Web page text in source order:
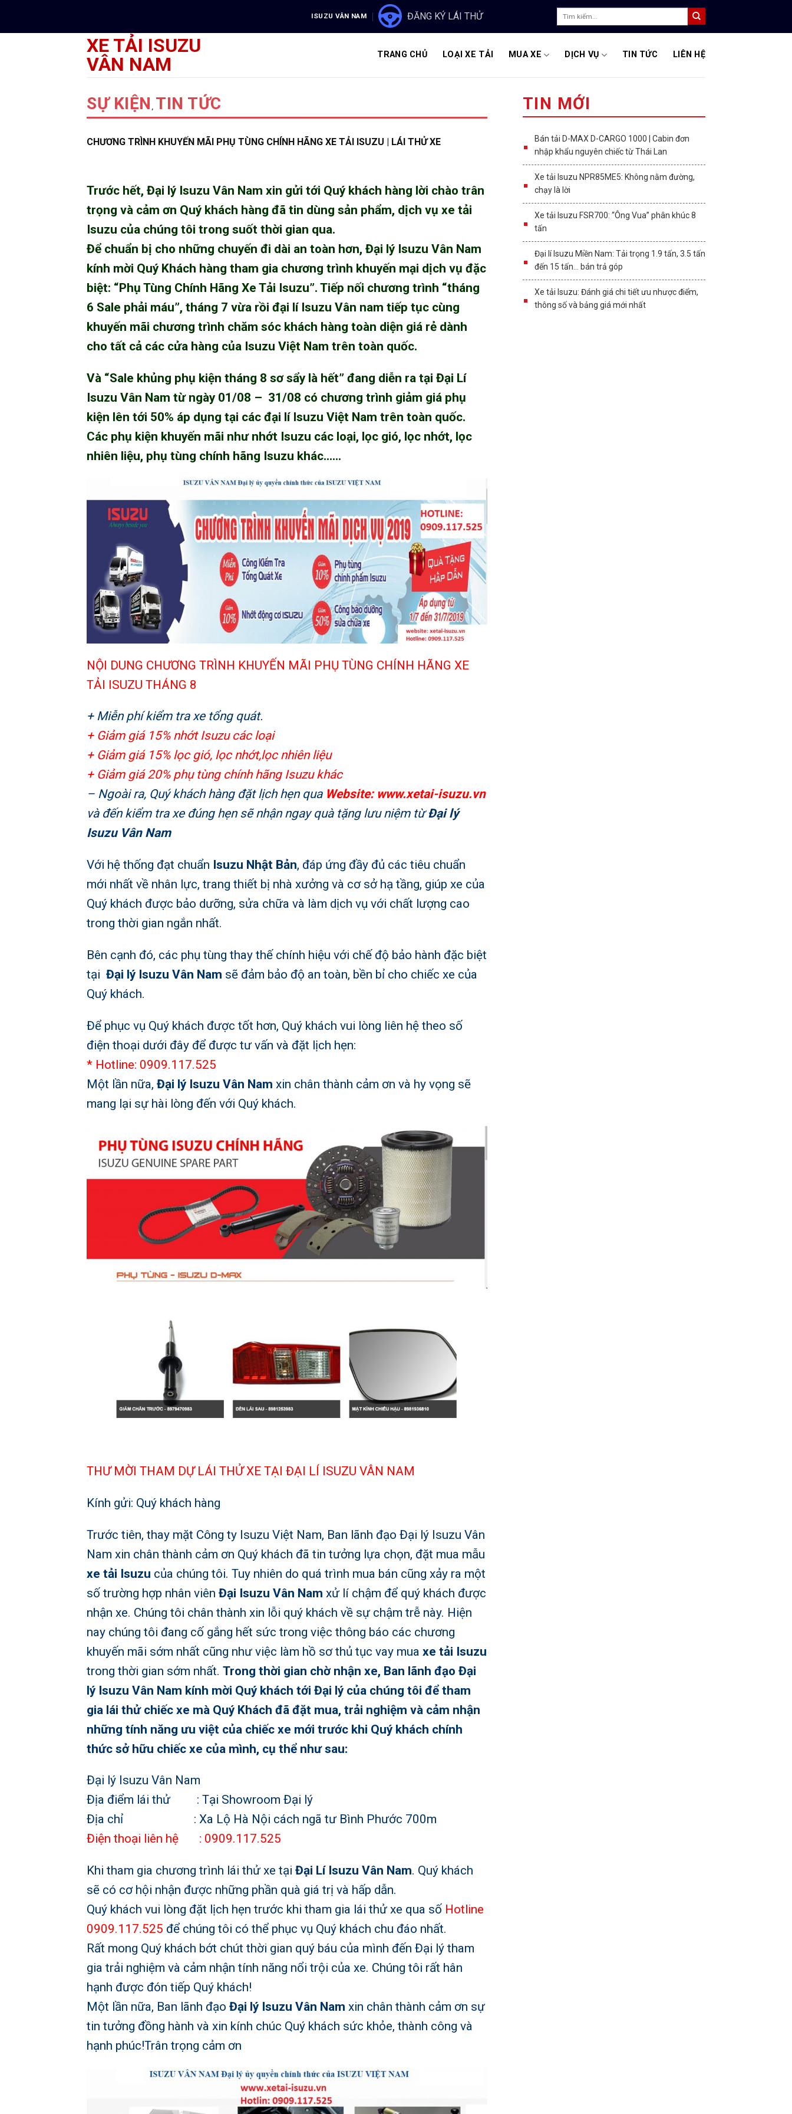
content
ISUZU VÂN NAM ĐĂNG KÝ LÁI THỬ
XE TẢI ISUZU
VÂN NAM
TRANG CHỦ LOẠI XE TẢI MUA XE DỊCH VỤ TIN TỨC LIÊN HỆ
SỰ KIỆN , TIN TỨC
CHƯƠNG TRÌNH KHUYẾN MÃI PHỤ TÙNG CHÍNH HÃNG XE TẢI ISUZU | LÁI THỬ XE
Trước hết, Đại lý Isuzu Vân Nam xin gửi tới Quý khách hàng lời chào trân
trọng và cảm ơn Quý khách hàng đã tin dùng sản phẩm, dịch vụ xe tải
Isuzu của chúng tôi trong suốt thời gian qua.
Để chuẩn bị cho những chuyến đi dài an toàn hơn, Đại lý Isuzu Vân Nam
kính mời Quý Khách hàng tham gia chương trình khuyến mại dịch vụ đặc
biệt: “Phụ Tùng Chính Hãng Xe Tải Isuzu”. Tiếp nối chương trình “tháng
6 Sale phải máu”, tháng 7 vừa rồi đại lí Isuzu Vân nam tiếp tục cùng
khuyến mãi chương trình chăm sóc khách hàng toàn diện giá rẻ dành
cho tất cả các cửa hàng của Isuzu Việt Nam trên toàn quốc.
Và “Sale khủng phụ kiện tháng 8 sơ sẩy là hết” đang diễn ra tại Đại Lí
Isuzu Vân Nam từ ngày 01/08 – 31/08 có chương trình giảm giá phụ
kiện lên tới 50% áp dụng tại các đại lí Isuzu Việt Nam trên toàn quốc.
Các phụ kiện khuyến mãi như nhớt Isuzu các loại, lọc gió, lọc nhớt, lọc
nhiên liệu, phụ tùng chính hãng Isuzu khác……
NỘI DUNG CHƯƠNG TRÌNH KHUYẾN MÃI PHỤ TÙNG CHÍNH HÃNG XE
TẢI ISUZU THÁNG 8
+ Miễn phí kiểm tra xe tổng quát.
+ Giảm giá 15% nhớt Isuzu các loại
+ Giảm giá 15% lọc gió, lọc nhớt,lọc nhiên liệu
+ Giảm giá 20% phụ tùng chính hãng Isuzukhác
– Ngoài ra, Quý khách hàng đặt lịch hẹn qua Website: www.xetai-isuzu.vn
và đến kiểm tra xe đúng hẹn sẽ nhận ngay quà tặng lưu niệm từĐại lý
Isuzu Vân Nam
Với hệ thống đạt chuẩn Isuzu Nhật Bản, đáp ứng đầy đủ các tiêu chuẩn
mới nhất về nhân lực, trang thiết bị nhà xưởng và cơ sở hạ tầng, giúp xe của
Quý khách được bảo dưỡng, sửa chữa và làm dịch vụ với chất lượng cao
trong thời gian ngắn nhất.
Bên cạnh đó, các phụ tùng thay thế chính hiệu với chế độ bảo hành đặc biệt
tại Đại lý Isuzu Vân Nam sẽ đảm bảo độ an toàn, bền bỉ cho chiếc xe của
Quý khách.
Để phục vụ Quý khách được tốt hơn, Quý khách vui lòng liên hệ theo số
điện thoại dưới đây để được tư vấn và đặt lịch hẹn:
* Hotline: 0909.117.525
Một lần nữa, Đại lý Isuzu Vân Nam xin chân thành cảm ơn và hy vọng sẽ
mang lại sự hài lòng đến với Quý khách.
THƯ MỜI THAM DỰ LÁI THỬ XE TẠI ĐẠI LÍ ISUZU VÂN NAM
Kính gửi: Quý khách hàng
Trước tiên, thay mặt Công ty Isuzu Việt Nam, Ban lãnh đạo Đại lý Isuzu Vân
Nam xin chân thành cảm ơn Quý khách đã tin tưởng lựa chọn, đặt mua mẫu
xe tải Isuzu của chúng tôi. Tuy nhiên do quá trình mua bán cũng xảy ra một
số trường hợp nhân viên Đại Isuzu Vân Nam xử lí chậm để quý khách được
nhận xe. Chúng tôi chân thành xin lỗi quý khách về sự chậm trễ này. Hiện
nay chúng tôi đang cố gắng hết sức trong việc thông báo các chương
khuyến mãi sớm nhất cũng như việc làm hồ sơ thủ tục vay mua xe tải Isuzu
trong thời gian sớm nhất. Trong thời gian chờ nhận xe, Ban lãnh đạo Đại
lý Isuzu Vân Nam kính mời Quý khách tới Đại lý của chúng tôi để tham
gia lái thử chiếc xe mà Quý Khách đã đặt mua, trải nghiệm và cảm nhận
những tính năng ưu việt của chiếc xe mới trước khi Quý khách chính
thức sở hữu chiếc xe của mình, cụ thể như sau:
Đại lý Isuzu Vân Nam
Địa điểm lái thử : Tại Showroom Đại lý
Địa chỉ : Xa Lộ Hà Nội cách ngã tư Bình Phước 700m
Điện thoại liên hệ : 0909.117.525
Khi tham gia chương trình lái thử xe tại Đại Lí Isuzu Vân Nam. Quý khách
sẽ có cơ hội nhận được những phần quà giá trị và hấp dẫn.
Quý khách vui lòng đặt lịch hẹn trước khi tham gia lái thử xe qua số Hotline
0909.117.525 để chúng tôi có thể phục vụ Quý khách chu đáo nhất.
Rất mong Quý khách bớt chút thời gian quý báu của mình đến Đại lý tham
gia trải nghiệm và cảm nhận tính năng nổi trội của xe. Chúng tôi rất hân
hạnh được đón tiếp Quý khách!
Một lần nữa, Ban lãnh đạo Đại lý Isuzu Vân Nam xin chân thành cảm ơn sự
tin tưởng đồng hành và xin kính chúc Quý khách sức khỏe, thành công và
hạnh phúc!Trân trọng cảm ơn
TIN MỚI
Bán tải D-MAX D-CARGO 1000 | Cabin đơn
nhập khẩu nguyên chiếc từ Thái Lan
Xe tải Isuzu NPR85ME5: Không nằm đường,
chạy là lời
Xe tải Isuzu FSR700: “Ông Vua” phân khúc 8
tấn
Đại lí Isuzu Miền Nam: Tải trọng 1.9 tấn, 3.5 tấn
đến 15 tấn… bán trả góp
Xe tải Isuzu: Đánh giá chi tiết ưu nhược điểm,
thông số và bảng giá mới nhất